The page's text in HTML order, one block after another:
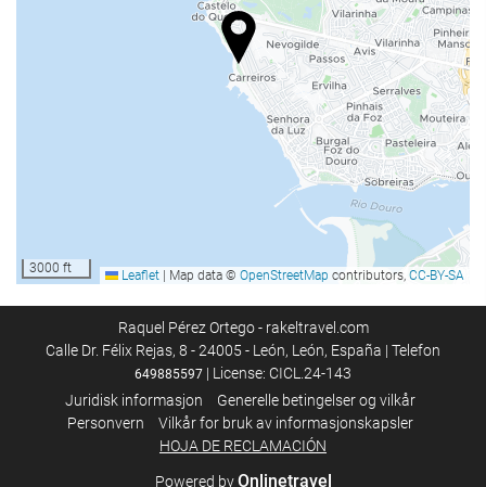
Svømmebasseng
Forretningsfasiliteter
Business Centre
Internett
3000 ft Leaflet Map data © OpenStreetMap contributors, CC-BY-SA
Raquel Pérez Ortego - rakeltravel.com
Calle Dr. Félix Rejas, 8 - 24005 - León, León, España | Telefon
649885597 | License: CICL.24-143
Juridisk informasjon
Generelle betingelser og vilkår
Personvern
Vilkår for bruk av informasjonskapsler
HOJA DE RECLAMACIÓN
Powered byOnlinetravel